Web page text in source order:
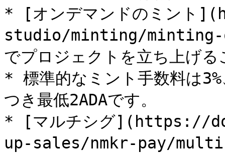
* [オンデマンドのミン
studio/minting/minting-
でプロジェクトを立ち上げ
* 標準的なミント手数料は
つき最低2ADAです。
* [マルチシグ](https://
up-sales/nmkr-pay/